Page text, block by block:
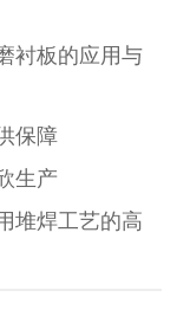
衬板的应用与
保障
生产
堆焊工艺的高